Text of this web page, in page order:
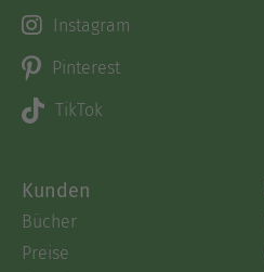
Instagram
Pinterest
TikTok
Kunden
Bücher
Preise